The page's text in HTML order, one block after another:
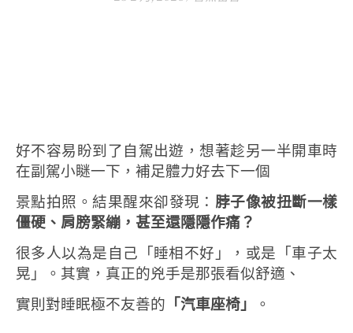
好不容易盼到了自駕出遊，想著趁另一半開車時
在副駕小瞇一下，補足體力好去下一個
景點拍照。結果醒來卻發現： 脖子像被扭斷一樣
僵硬、肩膀緊繃，甚至還隱隱作痛？
很多人以為是自己「睡相不好」，或是「車子太
晃」。其實，真正的兇手是那張看似舒適、
實則對睡眠極不友善的 「汽車座椅」 。